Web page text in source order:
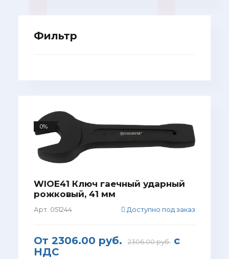
Фильтр
0%
WIOE41 Ключ гаечный ударный
рожковый, 41 мм
Арт. 051244 Доступно под заказ
От 2306.00 руб. 2306.00 руб.с
НДС